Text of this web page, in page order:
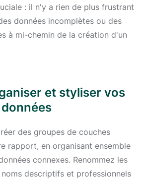
: il n'y a rien de plus frustrant
données incomplètes ou des
à mi-chemin de la création d'un
et styliser vos
des groupes de couches
rapport, en organisant ensemble
connexes. Renommez les
descriptifs et professionnels